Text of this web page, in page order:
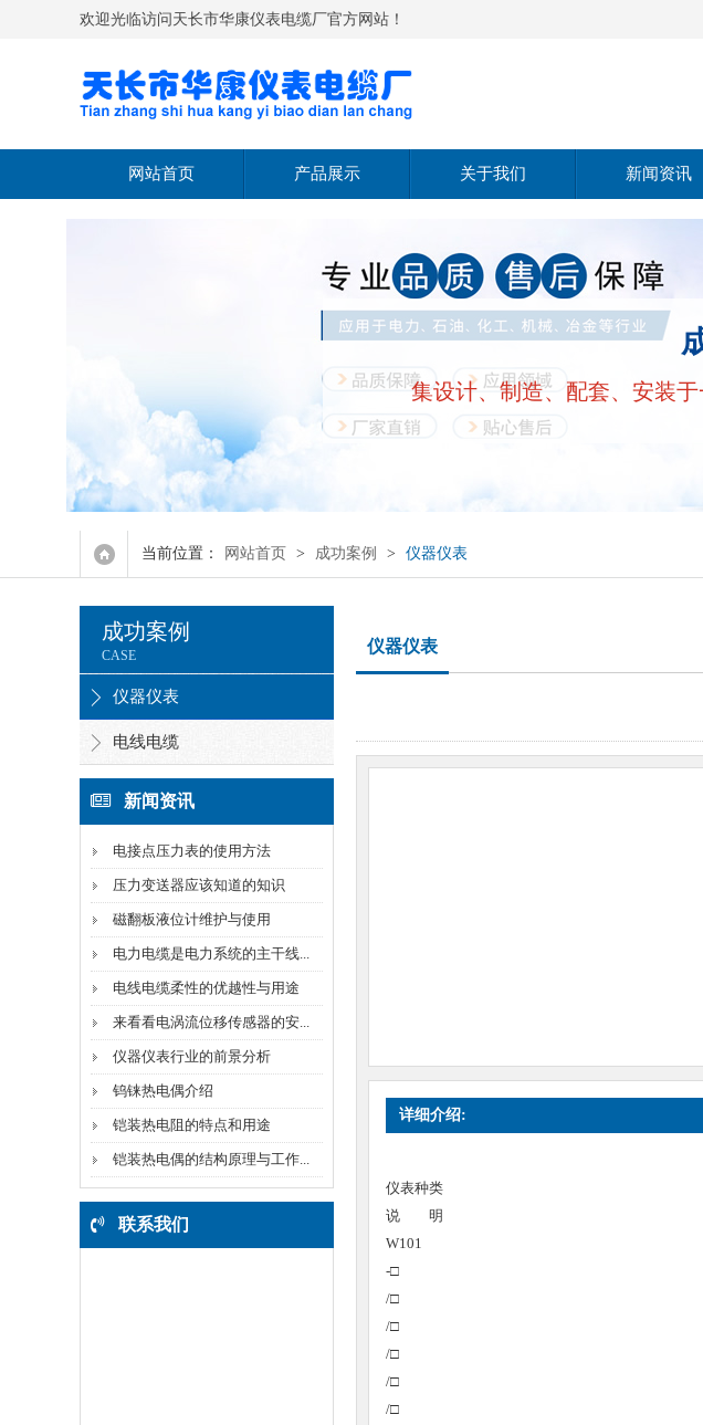
欢迎光临访问天长市华康仪表电缆厂官方网站！
网站首页 产品展示
热电阻
双金属温度计
流量计
智能显示仪表
控制电缆
硅橡胶电缆
伴热电缆
无纸记录仪
电线电缆
关于我们
经营范围
文化理念
公司实力
新闻资讯
行业动态
常见问题
集设计、制造、配套、安装
当前位置： 网站首页 > 成功案例 > 仪器仪表
成功案例
CASE
仪器仪表
电线电缆
新闻资讯
电接点压力表的使用方法
压力变送器应该知道的知识
磁翻板液位计维护与使用
电力电缆是电力系统的主干线...
电线电缆柔性的优越性与用途
来看看电涡流位移传感器的安...
仪器仪表行业的前景分析
钨铼热电偶介绍
铠装热电阻的特点和用途
铠装热电偶的结构原理与工作...
联系我们
仪器仪表
详细介绍:
仪表种类
说 明
W101
-□
/□
/□
/□
/□
/□